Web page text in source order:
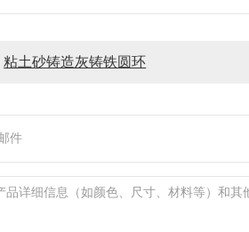
粘土砂铸造灰铸铁圆环